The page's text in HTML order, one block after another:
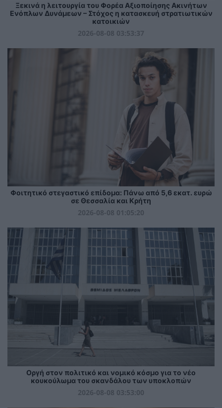
Ξεκινά η λειτουργία του Φορέα Αξιοποίησης Ακινήτων
Ενόπλων Δυνάμεων – Στόχος η κατασκευή στρατιωτικών
κατοικιών
2026-08-08 03:53:37
Φοιτητικό στεγαστικό επίδομα: Πάνω από 5,6 εκατ. ευρώ
σε Θεσσαλία και Κρήτη
2026-08-08 01:05:20
Οργή στον πολιτικό και νομικό κόσμο για το νέο
κουκούλωμα του σκανδάλου των υποκλοπών
2026-08-08 03:53:00